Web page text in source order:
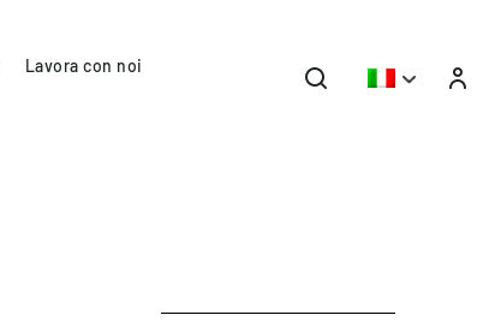
Lavora con noi